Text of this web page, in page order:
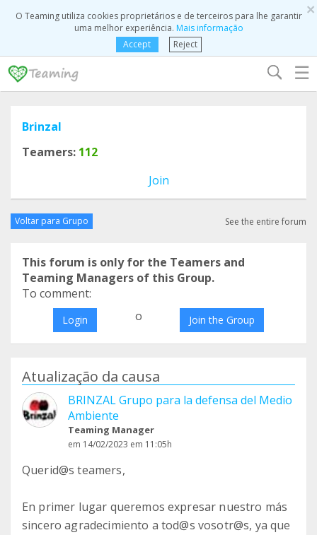
×
O Teaming utiliza cookies proprietários e de terceiros para lhe garantir
uma melhor experiência. Mais informação
Accept
Reject
☰
Brinzal
Teamers: 112
Join
Voltar para Grupo See the entire forum
This forum is only for the Teamers and
Teaming Managers of this Group.
To comment:
Login o Join the Group
Atualização da causa
BRINZAL Grupo para la defensa del Medio
Ambiente
Teaming Manager
em 14/02/2023 em 11:05h
Querid@s teamers,
En primer lugar queremos expresar nuestro más
sincero agradecimiento a tod@s vosotr@s, ya que